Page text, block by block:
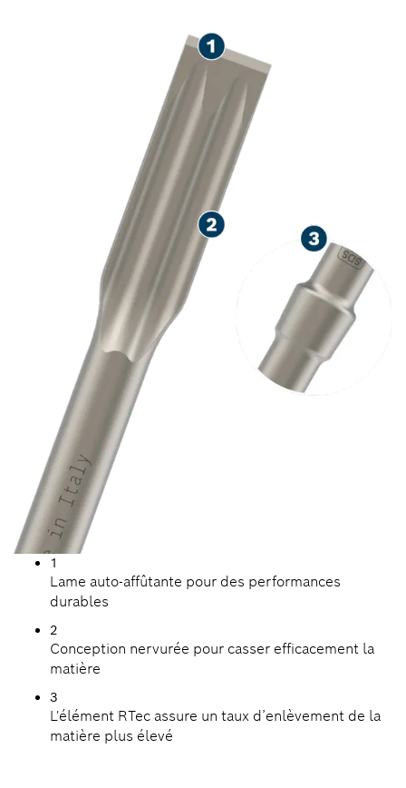
1
Lame auto-affûtante pour des performances
durables
2
Conception nervurée pour casser efficacement la
matière
3
L'élément RTec assure un taux d’enlèvement de la
matière plus élevé